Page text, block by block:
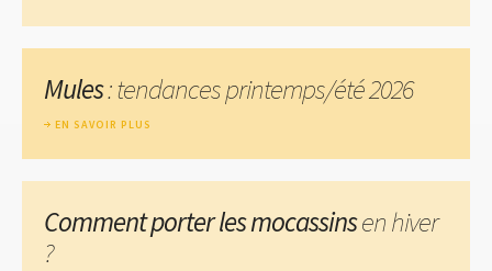
Mules: tendances printemps/été 2026
EN SAVOIR PLUS
Comment porter les mocassinsen hiver
?